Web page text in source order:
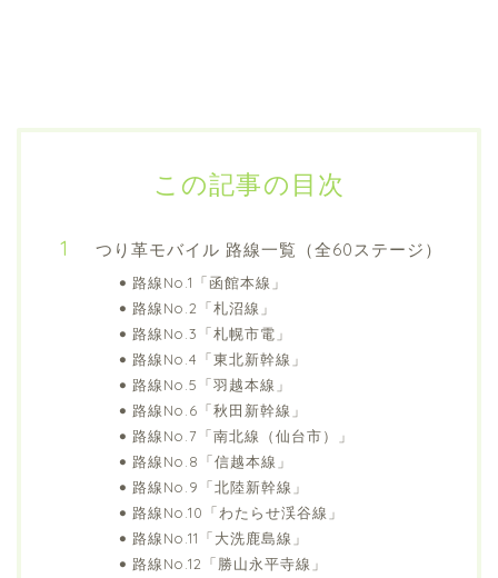
この記事の目次
つり革モバイル 路線一覧（全60ステージ）
路線No.1「函館本線」
路線No.2「札沼線」
路線No.3「札幌市電」
路線No.4「東北新幹線」
路線No.5「羽越本線」
路線No.6「秋田新幹線」
路線No.7「南北線（仙台市）」
路線No.8「信越本線」
路線No.9「北陸新幹線」
路線No.10「わたらせ渓谷線」
路線No.11「大洗鹿島線」
路線No.12「勝山永平寺線」